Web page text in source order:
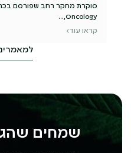
Oncology,...
קראו עוד
שמחים